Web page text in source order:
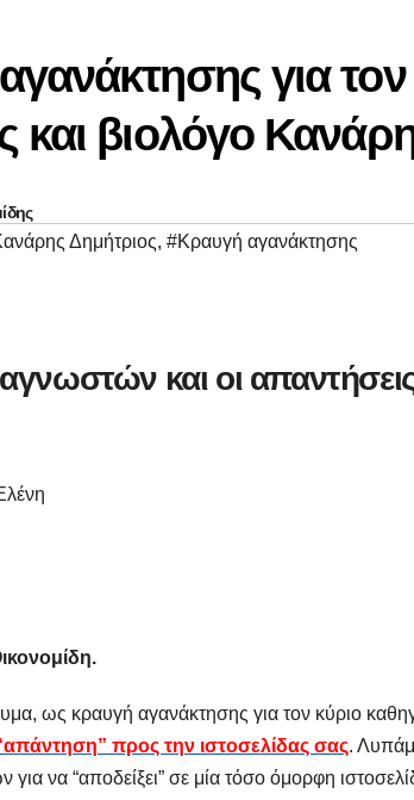
για
και βιολόγο
Δημήτριος, #Κραυγή αγανάκτησης
και οι
ως κραυγή αγανάκτησης για τον κύριο
προς την ιστοσελίδας σας.
για να “αποδείξει” σε μία τόσο όμορφη